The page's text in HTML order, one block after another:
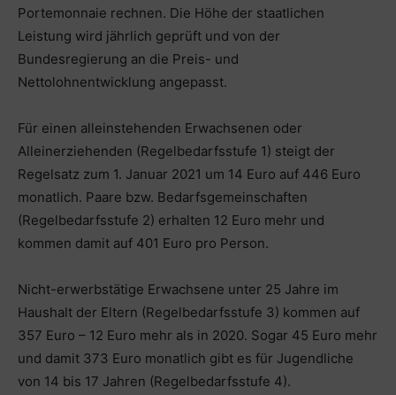
Portemonnaie rechnen. Die Höhe der staatlichen
Leistung wird jährlich geprüft und von der
Bundesregierung an die Preis- und
Nettolohnentwicklung angepasst.
Für einen alleinstehenden Erwachsenen oder
Alleinerziehenden (Regelbedarfsstufe 1) steigt der
Regelsatz zum 1. Januar 2021 um 14 Euro auf 446 Euro
monatlich. Paare bzw. Bedarfsgemeinschaften
(Regelbedarfsstufe 2) erhalten 12 Euro mehr und
kommen damit auf 401 Euro pro Person.
Nicht-erwerbstätige Erwachsene unter 25 Jahre im
Haushalt der Eltern (Regelbedarfsstufe 3) kommen auf
357 Euro – 12 Euro mehr als in 2020. Sogar 45 Euro mehr
und damit 373 Euro monatlich gibt es für Jugendliche
von 14 bis 17 Jahren (Regelbedarfsstufe 4).